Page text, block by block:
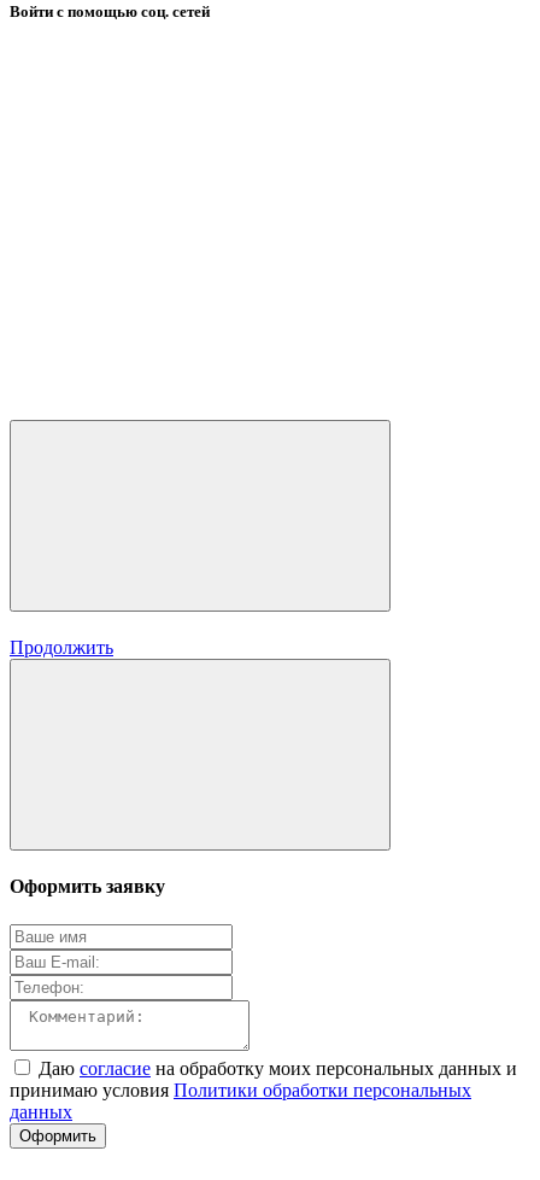
Войти с помощью соц. сетей
Продолжить
Оформить заявку
Даю согласие на обработку моих персональных данных и
принимаю условия Политики обработки персональных
данных
Оформить